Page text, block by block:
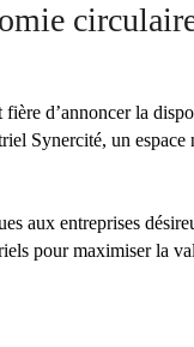
d’annoncer la
Synercité, un espace
aux entreprises
pour maximiser la